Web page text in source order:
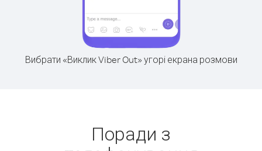
Вибрати «Виклик Viber Out» угорі екрана розмови
Поради з